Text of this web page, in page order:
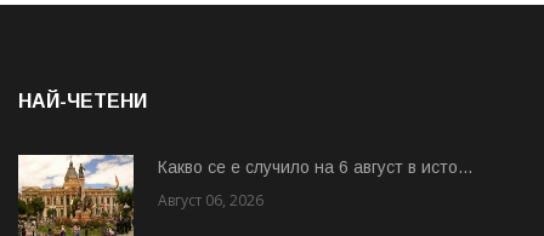
НАЙ-ЧЕТЕНИ
Какво се е случило на 6 август в исто...
Август 06, 2026